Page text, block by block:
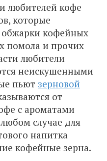
любителей кофе
которые
обжарки кофейных
помола и прочих
любители
неискушенными
пьют зерновой
от
с ароматами
случае для
напитка
кофейные зерна.